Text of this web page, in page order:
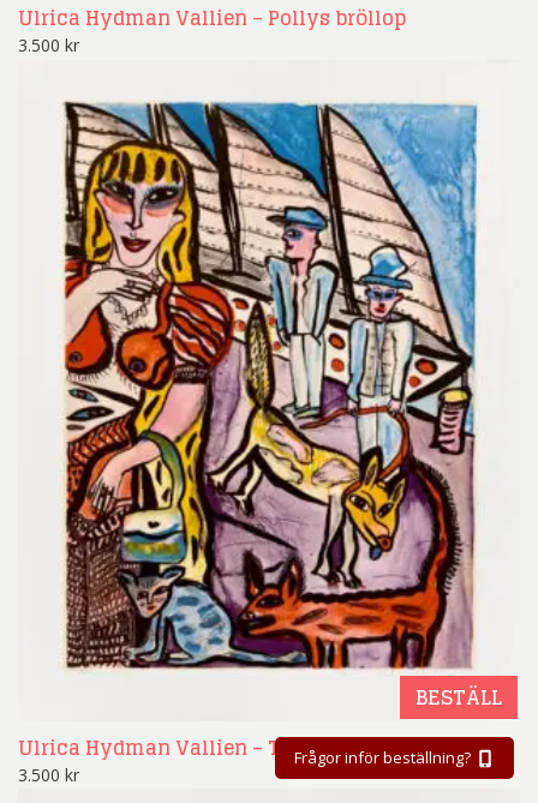
Ulrica Hydman Vallien – Pollys bröllop
3.500 kr
BESTÄLL
Ulrica Hydman Vallien – Tiggarkungen
3.500 kr
Frågor inför beställning?